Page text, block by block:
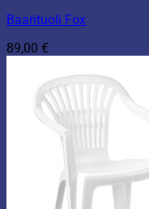
Baarituoli Fox
89,00 €